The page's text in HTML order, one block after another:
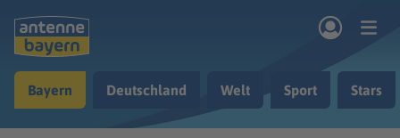
Musik & Radio
Bayern Deutschland Welt Sport Stars